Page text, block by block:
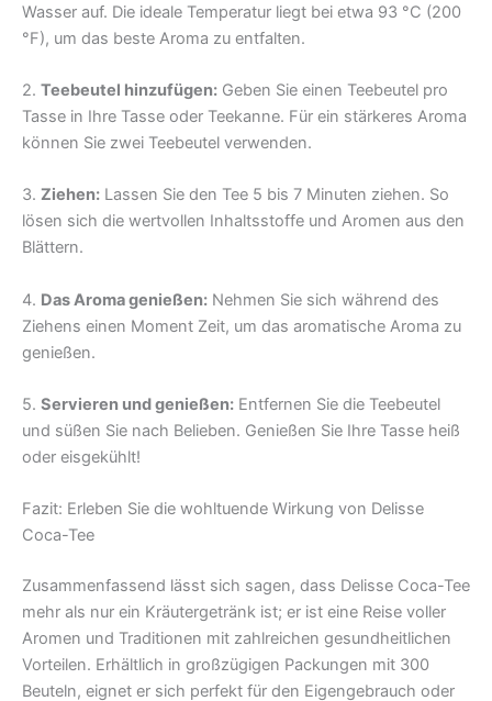
Wasser auf. Die ideale Temperatur liegt bei etwa 93 °C (200
°F), um das beste Aroma zu entfalten.
2. Teebeutel hinzufügen: Geben Sie einen Teebeutel pro
Tasse in Ihre Tasse oder Teekanne. Für ein stärkeres Aroma
können Sie zwei Teebeutel verwenden.
3. Ziehen: Lassen Sie den Tee 5 bis 7 Minuten ziehen. So
lösen sich die wertvollen Inhaltsstoffe und Aromen aus den
Blättern.
4. Das Aroma genießen: Nehmen Sie sich während des
Ziehens einen Moment Zeit, um das aromatische Aroma zu
genießen.
5. Servieren und genießen: Entfernen Sie die Teebeutel
und süßen Sie nach Belieben. Genießen Sie Ihre Tasse heiß
oder eisgekühlt!
Fazit: Erleben Sie die wohltuende Wirkung von Delisse
Coca-Tee
Zusammenfassend lässt sich sagen, dass Delisse Coca-Tee
mehr als nur ein Kräutergetränk ist; er ist eine Reise voller
Aromen und Traditionen mit zahlreichen gesundheitlichen
Vorteilen. Erhältlich in großzügigen Packungen mit 300
Beuteln, eignet er sich perfekt für den Eigengebrauch oder